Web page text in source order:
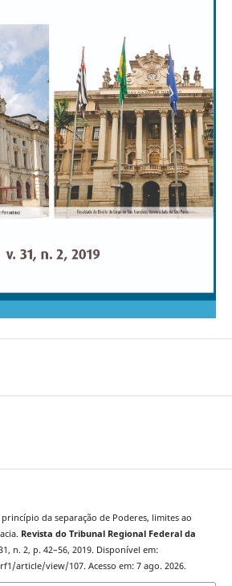
princípio da separação de Poderes, limites ao
Revista do Tribunal Regional Federal da
n. 2, p. 42–56, 2019. Disponível em:
article/view/107. Acesso em: 7 ago. 2026.